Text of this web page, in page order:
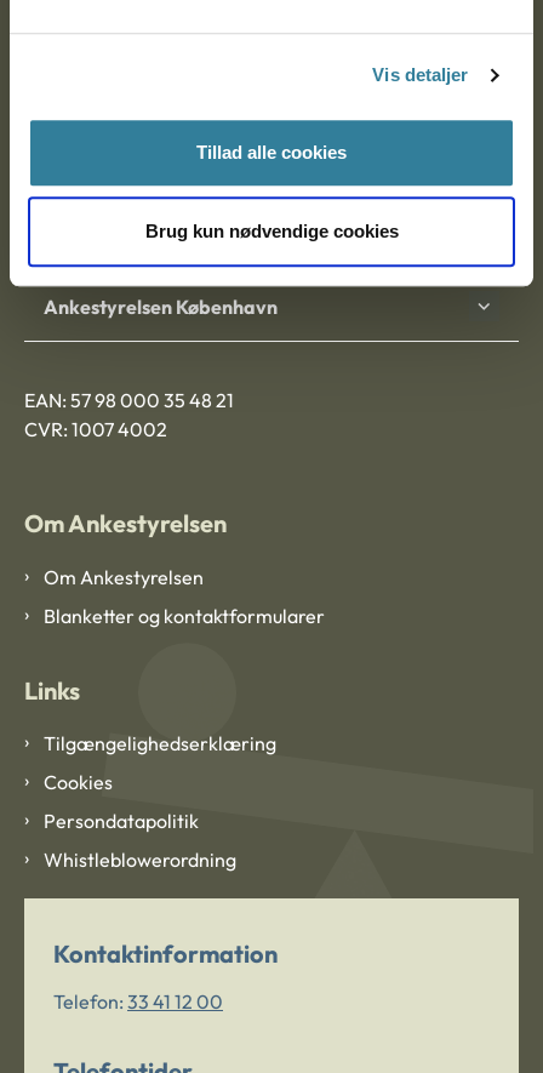
Vis detaljer
Tillad alle cookies
Brug kun nødvendige cookies
Ankestyrelsen Aalborg
Ankestyrelsen København
EAN: 57 98 000 35 48 21
CVR: 1007 4002
Om Ankestyrelsen
Om Ankestyrelsen
Blanketter og kontaktformularer
Links
Tilgængelighedserklæring
Cookies
Persondatapolitik
Whistleblowerordning
Kontaktinformation
Telefon: 33 41 12 00